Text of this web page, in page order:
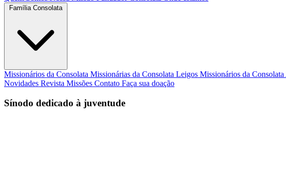
Família Consolata
Missionários da Consolata Missionárias da Consolata Leigos Missionários da Consolata
Novidades Revista Missões Contato Faça sua doação
Sínodo dedicado à juventude